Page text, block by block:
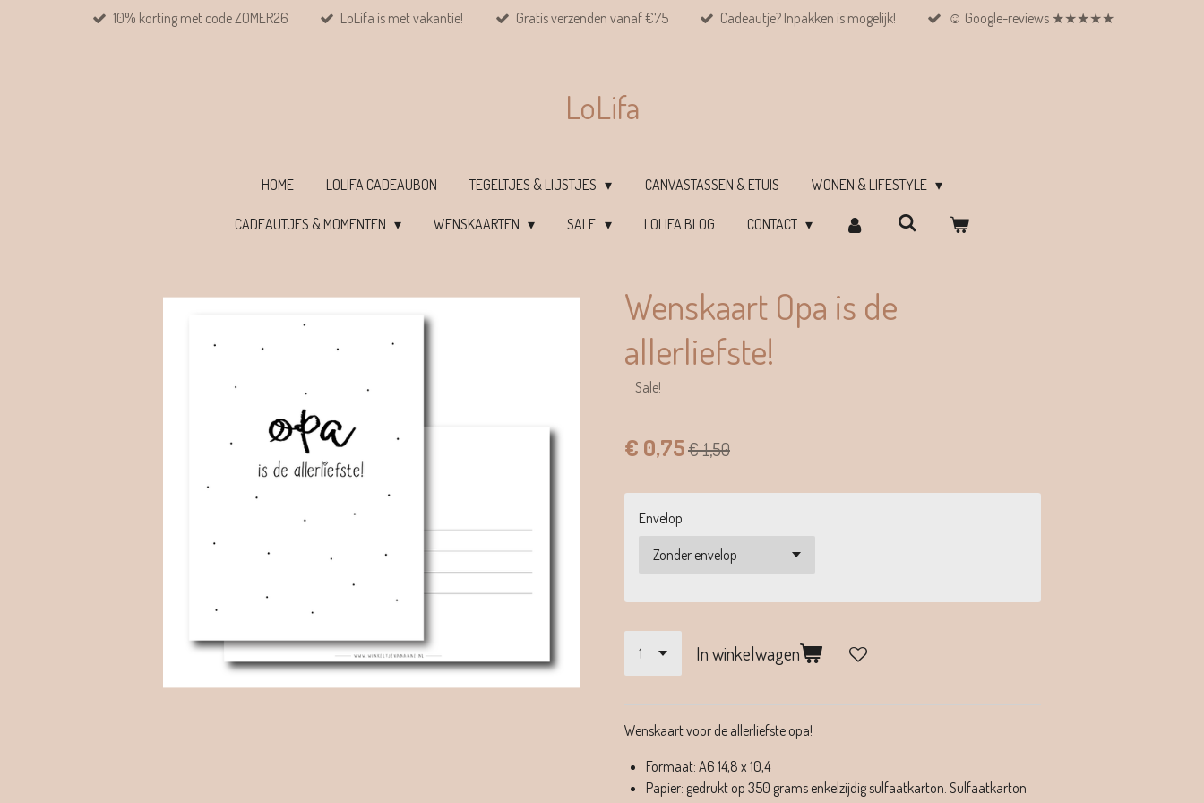
10% korting met code ZOMER26 LoLifa is met vakantie! Gratis verzenden vanaf €75 Cadeautje? Inpakken is mogelijk! ☺︎ Google-reviews ★★★★★
LoLifa
HOME LOLIFA CADEAUBON TEGELTJES & LIJSTJES CANVASTASSEN & ETUIS WONEN & LIFESTYLE
CADEAUTJES & MOMENTEN WENSKAARTEN SALE LOLIFA BLOG CONTACT
Wenskaart Opa is de
allerliefste!
Sale!
€ 0,75€ 1,50
Envelop
In winkelwagen
Wenskaart voor de allerliefste opa!
Formaat: A6 14,8 x 10,4
Papier: gedrukt op 350 grams enkelzijdig sulfaatkarton. Sulfaatkarton